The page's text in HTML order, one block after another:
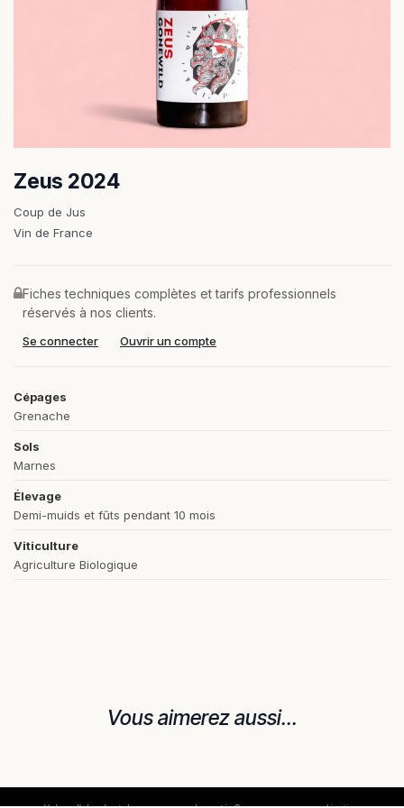
Zeus 2024
Coup de Jus
Vin de France
Cépages
Grenache
Sols
Marnes
Élevage
Demi-muids et fûts pendant 10 mois
Viticulture
Agriculture Biologique
Fiches techniques complètes et tarifs professionnels
réservés à nos clients.
Se connecter Ouvrir un compte
Vous aimerez aussi...